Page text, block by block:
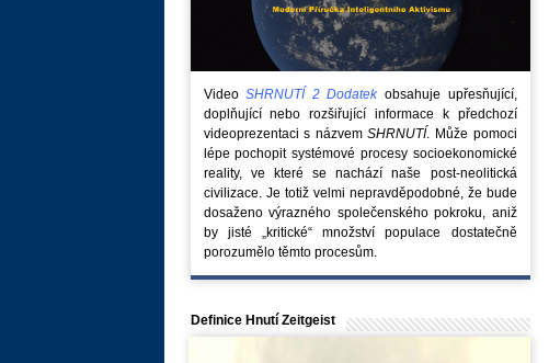
VideoSHRNUTÍ 2 Dodatekobsahuje upřesňující,
doplňující nebo rozšiřující informace k předchozí
videoprezentaci s názvemSHRNUTÍ. Může pomoci
lépe pochopit systémové procesy socioekonomické
reality, ve které se nachází naše post-neolitická
civilizace. Je totiž velmi nepravděpodobné, že bude
dosaženo výrazného společenského pokroku, aniž
by jisté „kritické“ množství populace dostatečně
porozumělo těmto procesům.
Definice Hnutí Zeitgeist